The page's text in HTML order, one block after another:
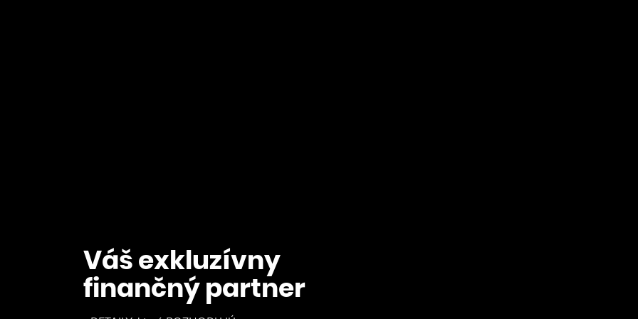
Váš exkluzívny
finapartner